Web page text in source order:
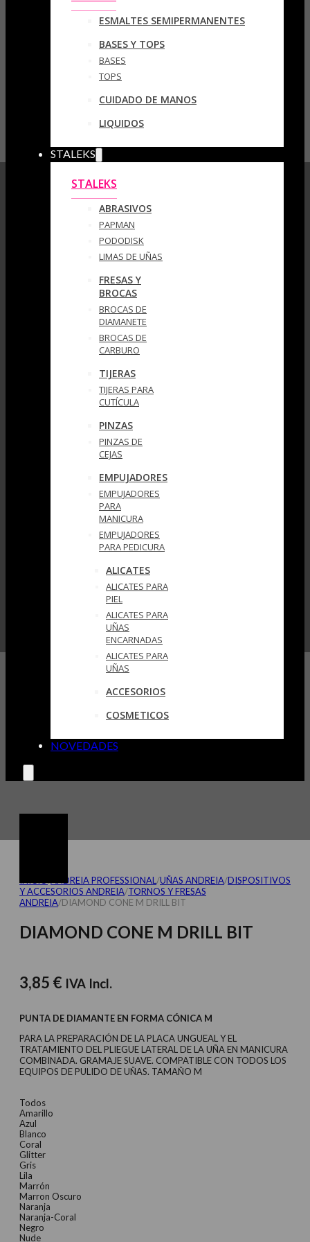
ESMALTES SEMIPERMANENTES
BASES Y TOPS
BASES
TOPS
CUIDADO DE MANOS
LIQUIDOS
STALEKS
STALEKS
ABRASIVOS
PAPMAN
PODODISK
LIMAS DE UÑAS
FRESAS Y
BROCAS
BROCAS DE
DIAMANETE
BROCAS DE
CARBURO
TIJERAS
TIJERAS PARA
CUTÍCULA
PINZAS
PINZAS DE
CEJAS
EMPUJADORES
EMPUJADORES
PARA
MANICURA
EMPUJADORES
PARA PEDICURA
ALICATES
ALICATES PARA
PIEL
ALICATES PARA
UÑAS
ENCARNADAS
ALICATES PARA
UÑAS
ACCESORIOS
COSMETICOS
NOVEDADES
ANDREIA PROFESSIONAL /UÑAS ANDREIA/DISPOSITIVOS
Y ACCESORIOS ANDREIA/TORNOS Y FRESAS
ANDREIA/DIAMOND CONE M DRILL BIT
DIAMOND CONE M DRILL BIT
3,85 € IVA Incl.
PUNTA DE DIAMANTE EN FORMA CÓNICA M
PARA LA PREPARACIÓN DE LA PLACA UNGUEAL Y EL
TRATAMIENTO DEL PLIEGUE LATERAL DE LA UÑA EN MANICURA
COMBINADA. GRAMAJE SUAVE. COMPATIBLE CON TODOS LOS
EQUIPOS DE PULIDO DE UÑAS. TAMAÑO M
Todos
Amarillo
Azul
Blanco
Coral
Glitter
Gris
Lila
Marrón
Marron Oscuro
Naranja
Naranja-Coral
Negro
Nude